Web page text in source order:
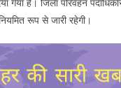
रूप से जारी रहेगी।